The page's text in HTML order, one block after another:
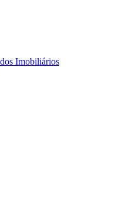
Imobiliários